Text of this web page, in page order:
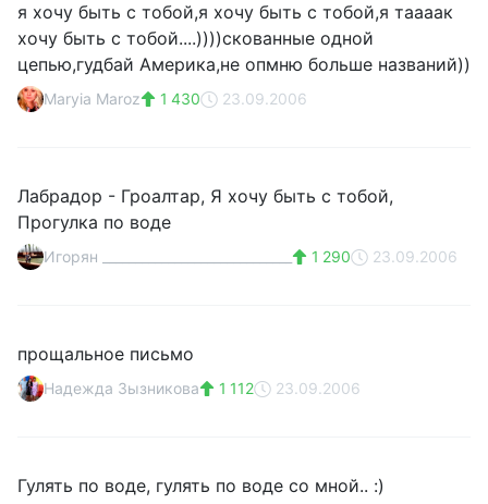
я хочу быть с тобой,я хочу быть с тобой,я таааак
хочу быть с тобой....))))скованные одной
цепью,гудбай Америка,не опмню больше названий))
Maryia Maroz 1 430 23.09.2006
Лабрадор - Гроалтар, Я хочу быть с тобой,
Прогулка по воде
Игорян _____________________________ 1 290 23.09.2006
прощальное письмо
Надежда Зызникова 1 112 23.09.2006
Гулять по воде, гулять по воде со мной.. :)